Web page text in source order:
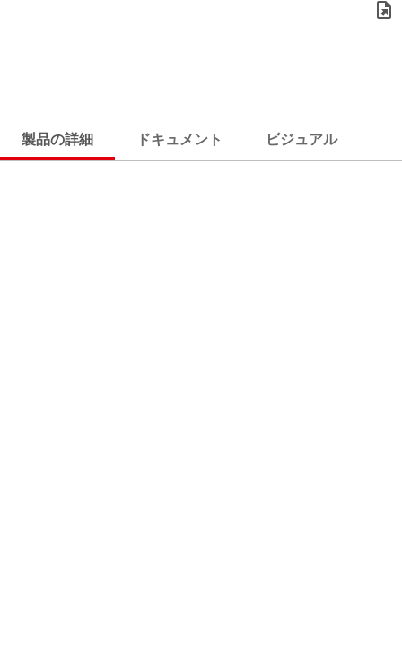
製品の詳細 ドキュメント ビジュアル